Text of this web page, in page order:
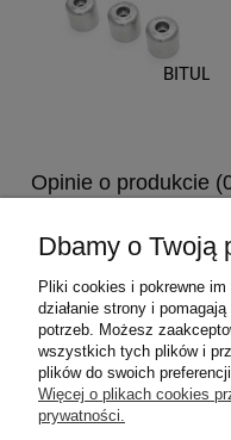
Opinie o produkcie
Opinie pochodzą od
weryfikujemy, czy
produkt. Administrator
wyświetlaniu przesłanych
Dbamy o Twoją
Pliki cookies i pokrewne
działanie strony i
potrzeb. Możesz
wszystkich tych plików i
plików do swoich
Więcej o plikach cookies
prywatności.